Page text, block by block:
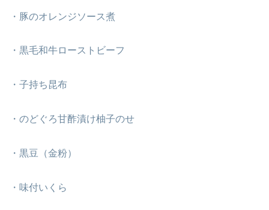
・豚のオレンジソース煮
・黒毛和牛ローストビーフ
・子持ち昆布
・のどぐろ甘酢漬け柚子のせ
・黒豆（金粉）
・味付いくら